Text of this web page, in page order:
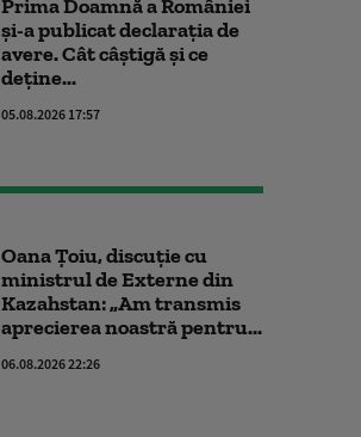
Prima Doamnă a României
și-a publicat declarația de
avere. Cât câștigă și ce
deține...
05.08.2026 17:57
Oana Țoiu, discuție cu
ministrul de Externe din
Kazahstan: „Am transmis
aprecierea noastră pentru...
06.08.2026 22:26